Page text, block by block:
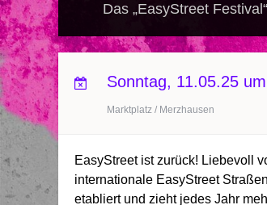
Das „EasyStreet
Sonntag, 11.05.25
Marktplatz / Merzhausen
EasyStreet ist zurück! Liebevoll
internationale EasyStreet
etabliert und zieht jedes Jahr